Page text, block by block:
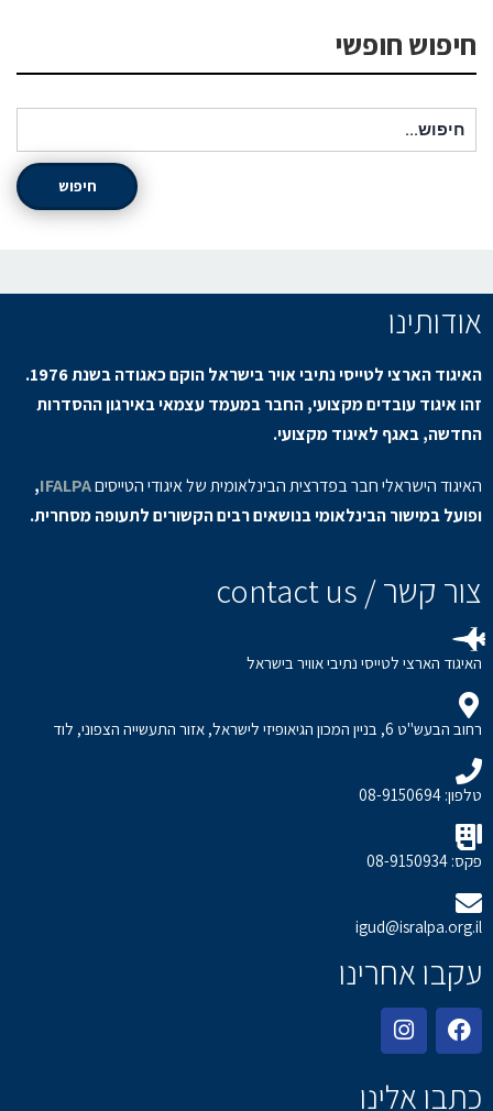
חיפוש חופשי
חיפוש
אודותינו
האיגוד הארצי לטייסי נתיבי אויר בישראל הוקם כאגודה בשנת 1976.
זהו איגוד עובדים מקצועי, החבר במעמד עצמאי באירגון ההסדרות
החדשה, באגף לאיגוד מקצועי.
האיגוד הישראלי חבר בפדרצית הבינלאומית של איגודי הטייסיםIFALPA
,
ופועל במישור הבינלאומי בנושאים רבים הקשורים לתעופה מסחרית.
צור קשר / contact us
האיגוד הארצי לטייסי נתיבי אוויר בישראל
רחוב הבעש"ט 6, בניין המכון הגיאופיזי לישראל, אזור התעשייה הצפוני, לוד
טלפון: 08-9150694
פקס: 08-9150934
igud@isralpa.org.il
עקבו אחרינו
כתבו אלינו